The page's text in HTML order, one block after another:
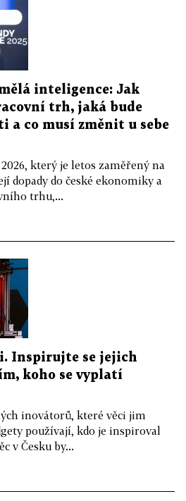
inteligence: Jak
trh, jaká bude
a co musí změnit u sebe
který je letos zaměřený na
dopady do české ekonomiky a
trhu,...
Inspirujte se jejich
koho se vyplatí
inovátorů, které věci jim
používají, kdo je inspiroval
v Česku by...